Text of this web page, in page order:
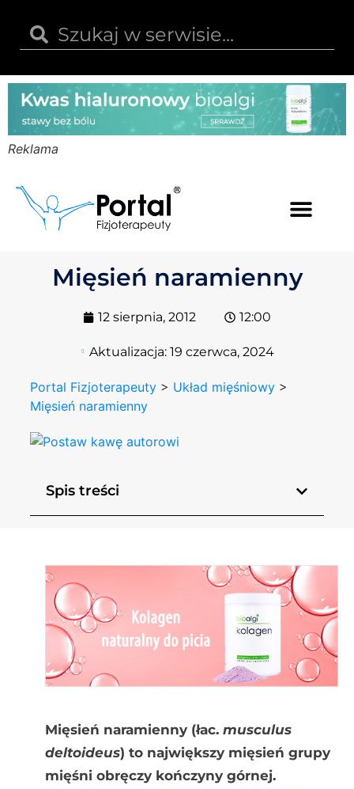
Reklama
Mięsień naramienny
12 sierpnia, 2012 12:00
Aktualizacja: 19 czerwca, 2024
Portal Fizjoterapeuty > Układ mięśniowy >
Mięsień naramienny
Spis treści
Mięsień naramienny (łac. musculus
deltoideus) to największy mięsień grupy
mięśni obręczy kończyny górnej.